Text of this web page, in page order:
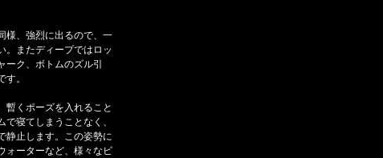
様、強烈に出るので、一
。またディープではロッ
ーク、ボトムのズル引
。
暫くポーズを入れること
寝てしまうことなく、
静止します。この姿勢に
ォーターなど、様々なビ